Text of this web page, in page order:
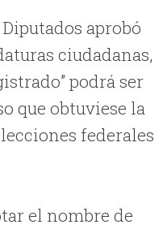
aprobó
ciudadanas,
podrá ser
que obtuviese la
federales
el nombre de